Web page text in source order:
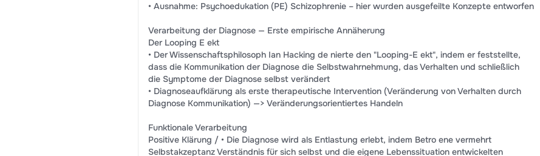
• Ausnahme: Psychoedukation (PE) Schizophrenie – hier wurden ausgefeilte Konzepte entworfen
Verarbeitung der Diagnose — Erste empirische Annäherung
Der Looping E ekt
• Der Wissenschaftsphilosoph Ian Hacking de nierte den "Looping-E ekt", indem er feststellte,
dass die Kommunikation der Diagnose die Selbstwahrnehmung, das Verhalten und schließlich
die Symptome der Diagnose selbst verändert
• Diagnoseaufklärung als erste therapeutische Intervention (Veränderung von Verhalten durch
Diagnose Kommunikation) —> Veränderungsorientiertes Handeln
Funktionale Verarbeitung
Positive Klärung / • Die Diagnose wird als Entlastung erlebt, indem Betro ene vermehrt
Selbstakzeptanz Verständnis für sich selbst und die eigene Lebenssituation entwickelten